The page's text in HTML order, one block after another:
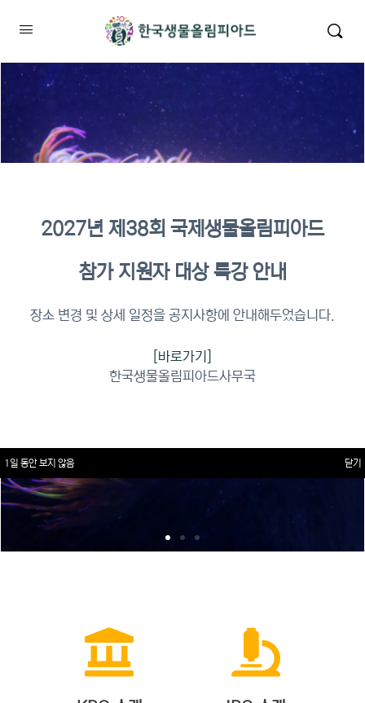
이수증명서 확인 바로가기
2027년 제38회 국제생물올림피아드
참가 지원자 대상 특강 안내
장소 변경 및 상세 일정을 공지사항에 안내해두었습니다.
[바로가기]
한국생물올림피아드사무국
1일 동안 보지 않음 닫기